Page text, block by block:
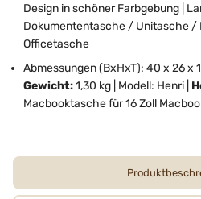
Design in schöner Farbgebung |
Dokumententasche / Unitasche /
Officetasche
Abmessungen (BxHxT): 40 x 26 x
Gewicht:1,30 kg | Modell: Henri |
Macbooktasche für 16 Zoll